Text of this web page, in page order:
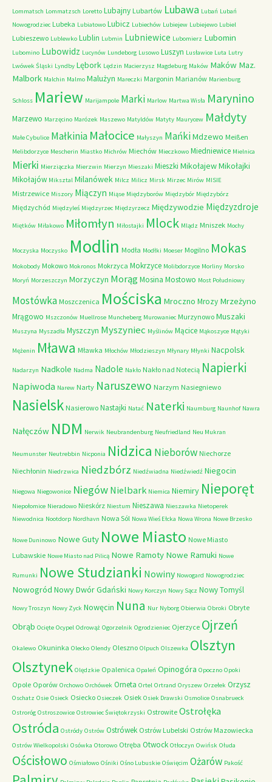
Lommatsch Lommatzsch Loretto Lubajny Lubartów Lubawa Lubań Lubań
Nowogrodziec Lubeka Lubiatowo Lubicz Lubiechów Lubiejew Lubiejewo Lubiel
Lubieszewo Lublewko Lublin Lubmin Lubniewice Lubomierz Lubomin
Lubomino Lubowidz Lucynów Lundeborg Lusowo Luszyn Lusławice Luta Lutry
Lwówek Śląski Lyndby Lębork Lędzin Macierzysz Magdeburg Maków Maków Maz.
Malbork Malchin Malmo Malużyn Mareczki Margonin Marianów Marienburg
Schloss Mariew Marijampole Marki Marlow Martwa Wisła Marynino
Marzewo Marzęcino Marózek Maszewo Matyldów Matyty Maurycew Małdyty
Małe Cybulice Małkinia Małocice Małyszyn MańkiMdzewo Meißen
Melibdorzyce Mescherin Miastko Michrów Miechów Mieczkowo Miedniewice Mielnica
Mierki Mierziączka Mierzwin Mierzyn Mieszaki Mieszki MikołajewMikołajki
Mikołajów Miksztal Milanówek Milcz Milicz Mirsk Mirzec Mirów MISIE
Mistrzewice Miszory Miączyn Miąse Międzyborów Międzybór Międzybórz
Międzychód Międzyleś Międzyrzec Międzyrzecz Międzywodzie Międzyzdroje
Miętków Miłakowo Miłomłyn Miłostajki Mlock Mlądz Mniszek Mochy
Moczyska Moczysko Modlin Modła Modłki Moeser Mogilno Mokas
Mokobody Mokowo Mokronos Mokrzyca Mokrzyce Molibdorzyce Morliny Morsko
Moryń Morzeszczyn Morzyczyn MorągMosina Mostowo Most Południowy
Mostówka Moszczenica Mościska Mroczno Mrozy Mrzeżyno
Mrągowo Mszczonów Muellrose Muncheberg Murowaniec Murzynowo Muszaki
Muszyna Myszadła Myszczyn Myszyniec Myślinów Mącice Mąkoszyce Mątyki
Mężenin Mława Mławka Młochów Młodzieszyn Młynary Młynki Nacpolsk
Nadarzyn Nadkole Nadma Nadole Nakło Nakło nad Notecią Napierki
Napiwoda Narew Narty Naruszewo Narzym Nasiegniewo
Nasielsk Nasierowo Nastajki Natać Naterki Naumburg Naunhof Nawra
Nałęczów NDM Nerwik Neubrandenburg Neufriedland Neu Mukran
Neumunster Neutrebbin Nicponia Nidzica Nieborów Niechorze
Niechłonin Niedrzwica Niedzbórz Niedźwiadna Niedźwiedź Niegocin
Niegowa Niegowonice Niegów Nielbark Niemica Niemiry Nieporęt
Niepołomice Nieradowo Nieskórz Niestum Nieszawa Nieszawka Nietoperek
Niewodnica Nootdorp Nordhavn Nowa Sól Nowa Wieś Ełcka Nowa Wrona Nowe Brzesko
Nowe Duninowo Nowe Guty Nowe Miasto Nowe Miasto
Lubawskie Nowe Miasto nad Pilicą Nowe Ramoty Nowe Ramuki Nowe
Rumunki Nowe Studzianki Nowiny Nowogard Nowogrodziec
Nowogród Nowy Dwór Gdański Nowy Korczyn Nowy Sącz Nowy Tomyśl
Nowy Troszyn Nowy Zyck Nowęcin Nuna Nur Nyborg Obierwia Obroki Obryte
Obrąb Ocięte Ocypel Odrowąż Ogorzelnik Ogrodzieniec Ojerzyce Ojrzeń
Okalewo Okuninka Olecko Olendy Oleszno Olpuch Olszewka Olsztyn
Olsztynek Olędzkie Opalenica Opaleń Opinogóra Opoczno Opoki
Opole Oporów Orchowo Orchówek Orneta Ortel Ortrand Oryszew Orzełek Orzysz
Oschatz Osie Osieck Osiecko Osieczek Osiek Osiek Drawski Osmolice Osnabrueck
Ostroróg Ostroszowice Ostrowiec Świętokrzyski Ostrowite Ostrołęka
Ostróda Ostródy Ostrów Ostrówek Ostrów Lubelski Ostrów Mazowiecka
Ostrów Wielkopolski Osówka Otorowo Otręba Otwock Otłoczyn Owińsk Ołuda
Ościsłowo Ośmiałowo Ośniki Ośno Lubuskie Oświęcim Ożarów Pakość